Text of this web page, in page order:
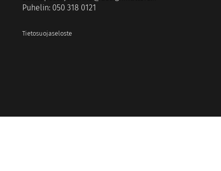
Puhelin: 050 318 0121
Tietosuojaseloste